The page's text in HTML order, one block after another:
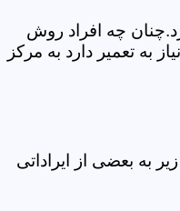
چه افراد روش
تعمیر دارد به مرکز
به بعضی از ایراداتی